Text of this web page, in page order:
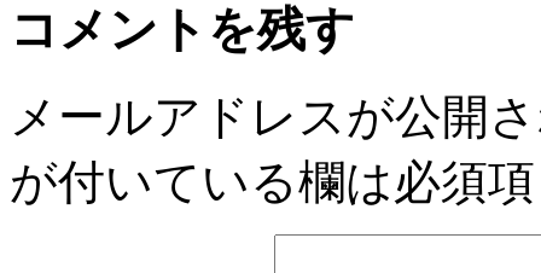
コメントを残す
メールアドレスが公開
が付いている欄は必須